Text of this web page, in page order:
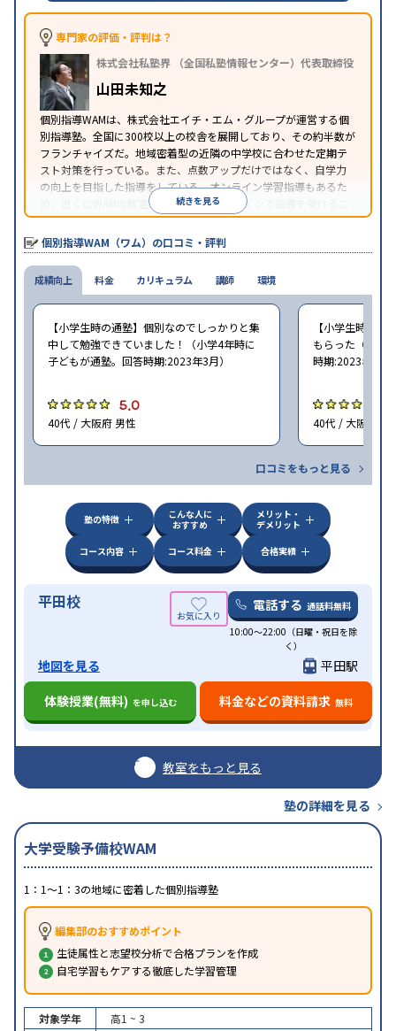
特徴
中高一貫校生に対応
応
1科目から受講可能
※2023年3月調査。小学校高学年の個別指導塾アンケート調査方法を参
専門家の評価・評判は？
株式会社私塾界 （全国私塾情報センター）代表取締役
山田未知之
個別指導WAMは、株式会社エイチ・エム・グループが運営する個
別指導塾。全国に300校以上の校舎を展開しており、その約半数が
フランチャイズだ。地域密着型の近隣の中学校に合わせた定期テ
スト対策を行っている。また、点数アップだけではなく、自学力
の向上を目指した指導をしている。オンライン学習指導もあるた
め、近くにWAMの教室がなくても、オンラインで指導を受けるこ
とができる。
続きを見る
個別指導WAM（ワム）の口コミ・評判
成績向上
【小学生時の通塾】個別なのでしっかりと集
中して勉強できていました！（小学4年時に
子どもが通塾。回答時期:2023年3月）
5.0
40代 / 大阪府 男性
【小学生時の通
もらった（小学
時期:2023年3月
40代 / 大阪府 女
口コミをもっと見る
料金 カリキュラム 講師 環境
塾の特徴
こんな人に
おすすめ
メリット・
デメリット
コース内容
コース料金 合格実績
平田校 電話する 通話料無料
10:00～22:00（日曜・祝日を除
く）
地図を見る
平田駅
体験授業(無料) を申し込む 料金などの資料請求 無料
教室をもっと見る
塾の詳細を見る
大学受験予備校WAM
1：1～1：3の地域に密着した個別指導塾
編集部のおすすめポイント
生徒属性と志望校分析で合格プランを作成
自宅学習もケアする徹底した学習管理
対象学年
高1 ~ 3